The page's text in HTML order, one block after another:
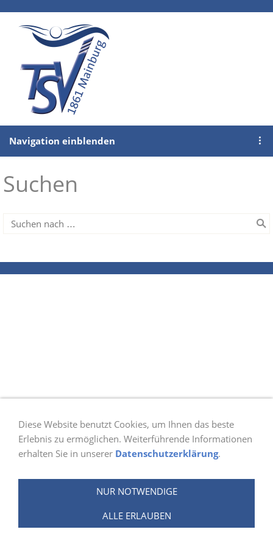
Navigation einblenden
Suchen
Diese Website benutzt Cookies, um Ihnen das beste
Erlebnis zu ermöglichen. Weiterführende Informationen
erhalten Sie in unserer Datenschutzerklärung.
NUR NOTWENDIGE
ALLE ERLAUBEN